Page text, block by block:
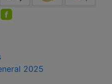
2025